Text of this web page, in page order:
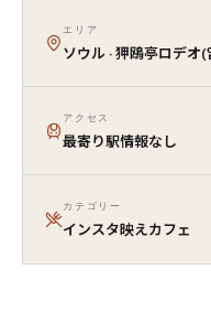
エリア
ソウル · 狎鴎亭ロデオ
アクセス
最寄り駅情報なし
カテゴリー
インスタ映えカフェ